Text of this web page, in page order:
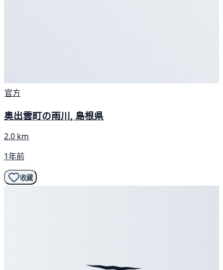
官方
奥出雲町の雨川, 島根県
2.0 km
1年前
收藏